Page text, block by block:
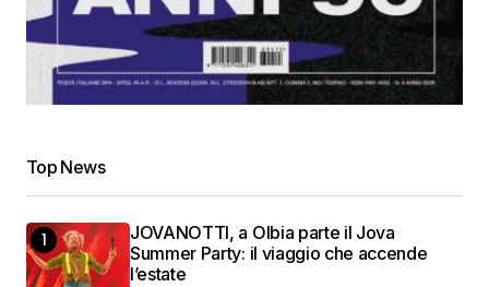
Top News
JOVANOTTI, a Olbia parte il Jova
Summer Party: il viaggio che accende
l’estate